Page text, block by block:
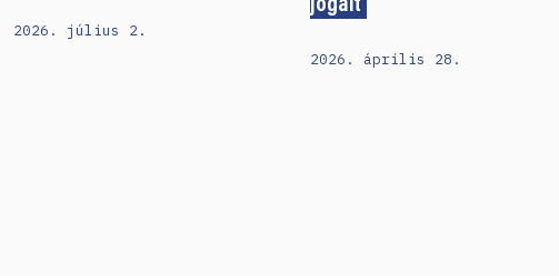
2026. július 2.
jogait
2026. április 28.